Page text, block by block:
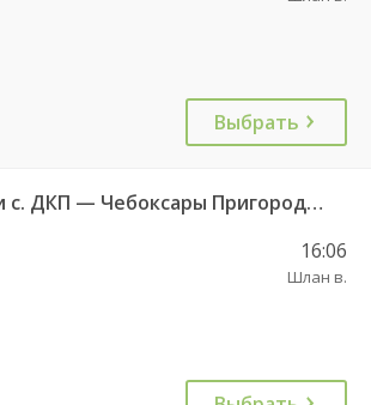
Выбрать
Красные Четаи с. ДКП — Чебоксары Пригородный АВ ч/з Аликово с. ДКП 753
16:06
Шлан в.